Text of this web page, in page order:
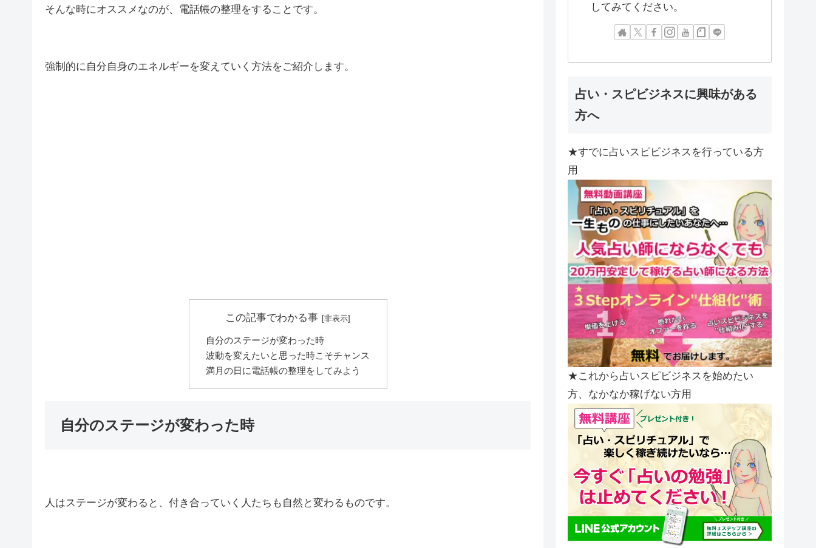
そんな時にオススメなのが、電話帳の整理をすることです。
強制的に自分自身のエネルギーを変えていく方法をご紹介します。
この記事でわかる事
自分のステージが変わった時
波動を変えたいと思った時こそチャンス
満月の日に電話帳の整理をしてみよう
自分のステージが変わった時
人はステージが変わると、付き合っていく人たちも自然と変わるものです。
してみてください。
占い・スピビジネスに興味がある
方へ
★すでに占いスピビジネスを行っている方
用
★これから占いスピビジネスを始めたい
方、なかなか稼げない方用